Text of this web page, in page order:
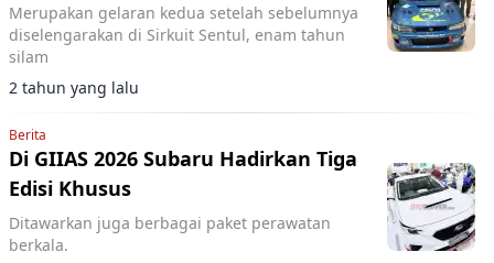
Merupakan gelaran kedua setelah sebelumnya
diselengarakan di Sirkuit Sentul, enam tahun
silam
2 tahun yang lalu
Berita
Di GIIAS 2026 Subaru Hadirkan Tiga
Edisi Khusus
Ditawarkan juga berbagai paket perawatan
berkala.